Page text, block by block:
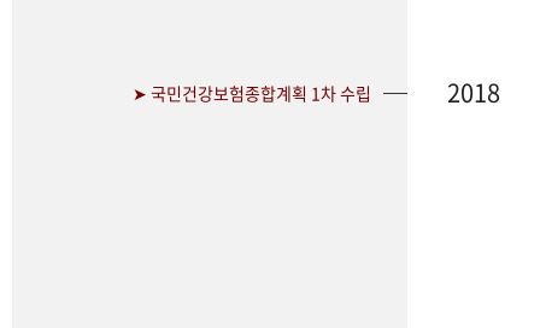
➤ 국민건강보험종합계획 1차 수립 2018